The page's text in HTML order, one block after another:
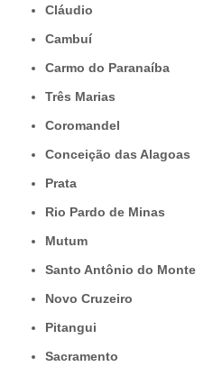
Cláudio
Cambuí
Carmo do Paranaíba
Três Marias
Coromandel
Conceição das Alagoas
Prata
Rio Pardo de Minas
Mutum
Santo Antônio do Monte
Novo Cruzeiro
Pitangui
Sacramento